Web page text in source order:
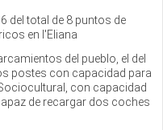
del total de 8 puntos de
en l'Eliana
del pueblo, el del
postes con capacidad para
con capacidad
de recargar dos coches